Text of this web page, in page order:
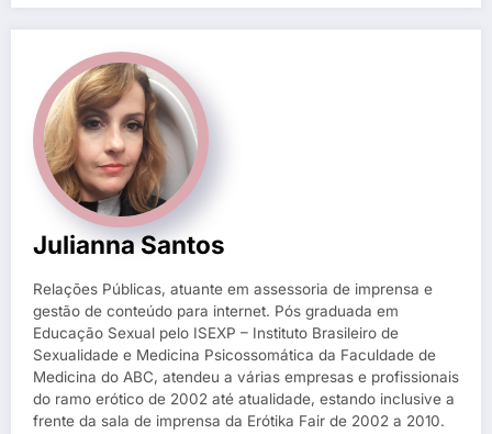
Julianna Santos
Relações Públicas, atuante em assessoria de imprensa e
gestão de conteúdo para internet. Pós graduada em
Educação Sexual pelo ISEXP – Instituto Brasileiro de
Sexualidade e Medicina Psicossomática da Faculdade de
Medicina do ABC, atendeu a várias empresas e profissionais
do ramo erótico de 2002 até atualidade, estando inclusive a
frente da sala de imprensa da Erótika Fair de 2002 a 2010.